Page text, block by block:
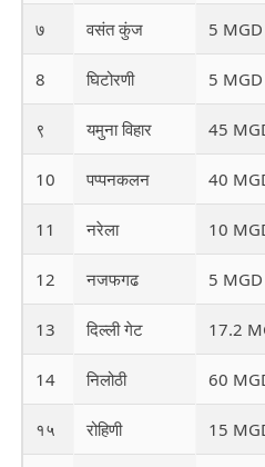
७ वसंत कुंज 5 MGD
8 घिटोरणी 5 MGD
९ यमुना विहार 45
10 पप्पनकलन 40
11 नरेला 10
12 नजफगढ 5 MGD
13 दिल्ली गेट 17.2
14 निलोठी 60
१५ रोहिणी 15